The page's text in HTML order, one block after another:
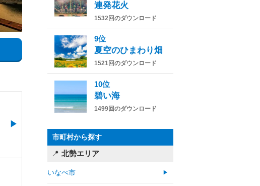
連発花火
1532回のダウンロード
9位
夏空のひまわり畑
1521回のダウンロード
10位
碧い海
1499回のダウンロード
市町村から探す
北勢エリア
いなべ市